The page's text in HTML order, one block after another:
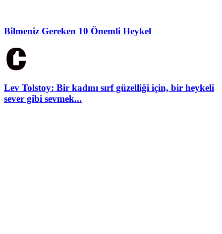
Bilmeniz Gereken 10 Önemli Heykel
Lev Tolstoy: Bir kadını sırf güzelliği için, bir heykeli
sever gibi sevmek...